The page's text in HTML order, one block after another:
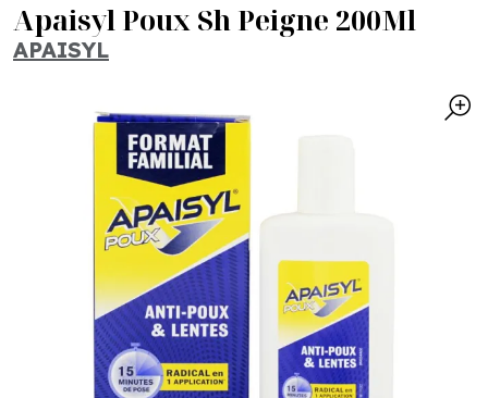
Apaisyl Poux Sh Peigne 200Ml
APAISYL